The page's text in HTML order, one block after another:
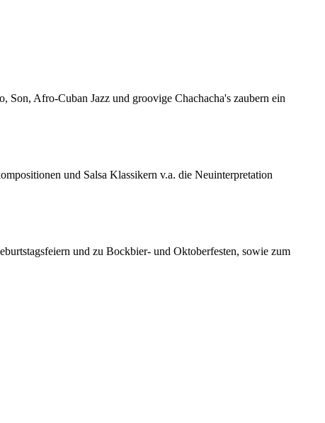
Son, Afro-Cuban Jazz und groovige Chachacha's zaubern ein
und Salsa Klassikern v.a. die Neuinterpretation
und zu Bockbier- und Oktoberfesten, sowie zum